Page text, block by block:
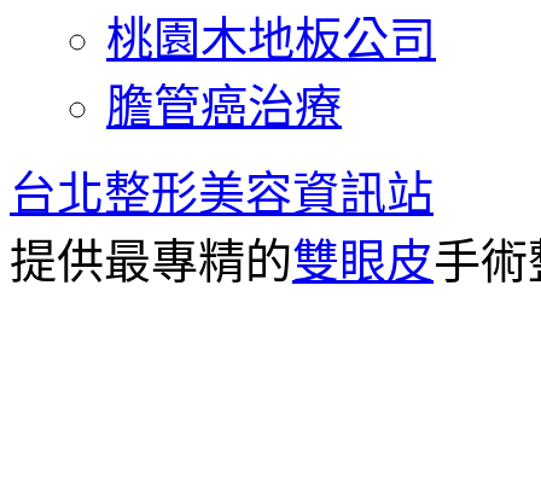
桃園木地板公司
膽管癌治療
台北整形美容資訊站
提供最專精的雙眼皮手術